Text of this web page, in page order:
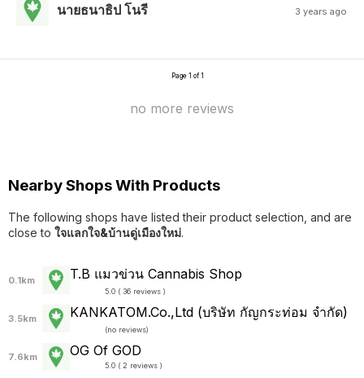
นายธนาธิป โนรี 3 years ago
Page 1 of 1
no more reviews
Nearby Shops With Products
The following shops have listed their product selection, and are
close to ใจแลกใจ&บ้านดู่เมืองใหม่.
0.1km T.B แมวข่วน Cannabis Shop
5.0 ( 36 reviews )
3.5km KANKATOM.Co.,Ltd (บริษัท กัญกระท่อม จำกัด)
(no reviews)
7.6km OG Of GOD
5.0 ( 2 reviews )